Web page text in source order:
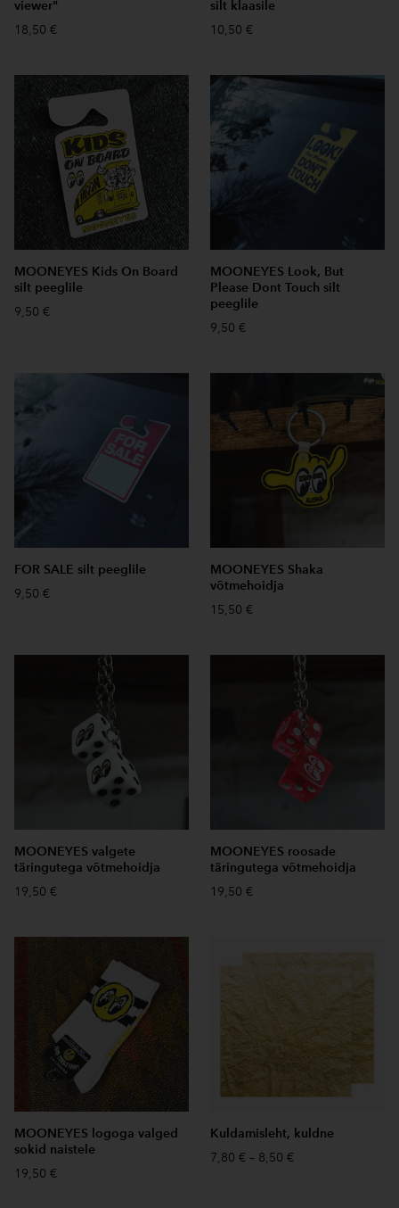
viewer"
18,50 €
silt klaasile
10,50 €
MOONEYES Kids On Board
silt peeglile
9,50 €
MOONEYES Look, But
Please Dont Touch silt
peeglile
9,50 €
FOR SALE silt peeglile
9,50 €
MOONEYES Shaka
võtmehoidja
15,50 €
MOONEYES valgete
täringutega võtmehoidja
19,50 €
MOONEYES roosade
täringutega võtmehoidja
19,50 €
MOONEYES logoga valged
sokid naistele
19,50 €
Kuldamisleht, kuldne
7,80 € – 8,50 €